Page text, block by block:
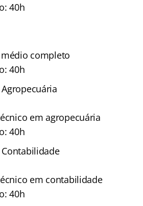
40h
completo
40h
em agropecuária
40h
em contabilidade
40h